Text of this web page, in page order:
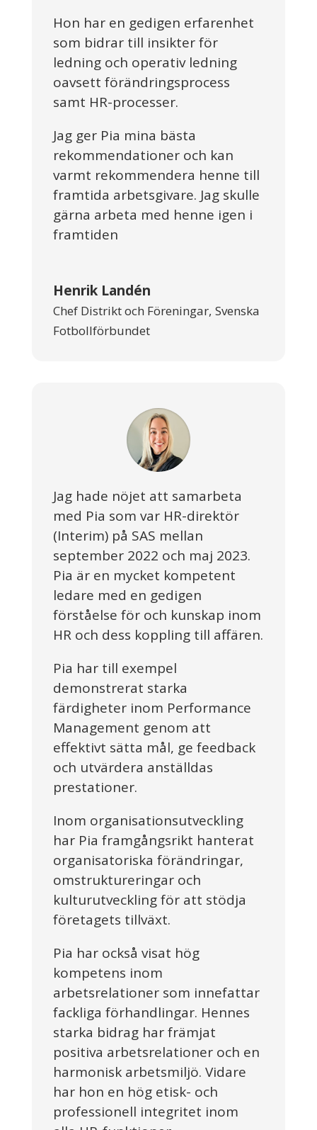
Hon har en gedigen erfarenhet
som bidrar till insikter för
ledning och operativ ledning
oavsett förändringsprocess
samt HR-processer.
Jag ger Pia mina bästa
rekommendationer och kan
varmt rekommendera henne till
framtida arbetsgivare. Jag skulle
gärna arbeta med henne igen i
framtiden
Henrik Landén
Chef Distrikt och Föreningar, Svenska
Fotbollförbundet
Jag hade nöjet att samarbeta
med Pia som var HR-direktör
(Interim) på SAS mellan
september 2022 och maj 2023.
Pia är en mycket kompetent
ledare med en gedigen
förståelse för och kunskap inom
HR och dess koppling till affären.
Pia har till exempel
demonstrerat starka
färdigheter inom Performance
Management genom att
effektivt sätta mål, ge feedback
och utvärdera anställdas
prestationer.
Inom organisationsutveckling
har Pia framgångsrikt hanterat
organisatoriska förändringar,
omstruktureringar och
kulturutveckling för att stödja
företagets tillväxt.
Pia har också visat hög
kompetens inom
arbetsrelationer som innefattar
fackliga förhandlingar. Hennes
starka bidrag har främjat
positiva arbetsrelationer och en
harmonisk arbetsmiljö. Vidare
har hon en hög etisk- och
professionell integritet inom